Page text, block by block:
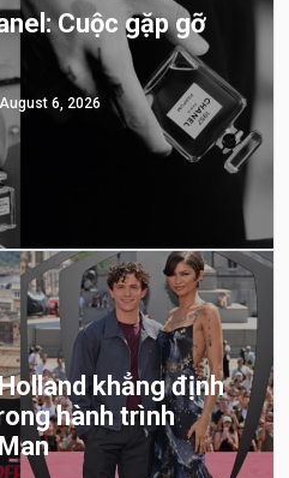
Cuộc gặp gỡ
August 6, 2026
khẳng định
hành trình